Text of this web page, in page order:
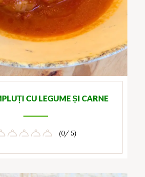
CU LEGUME ȘI CARNE
(0/ 5)